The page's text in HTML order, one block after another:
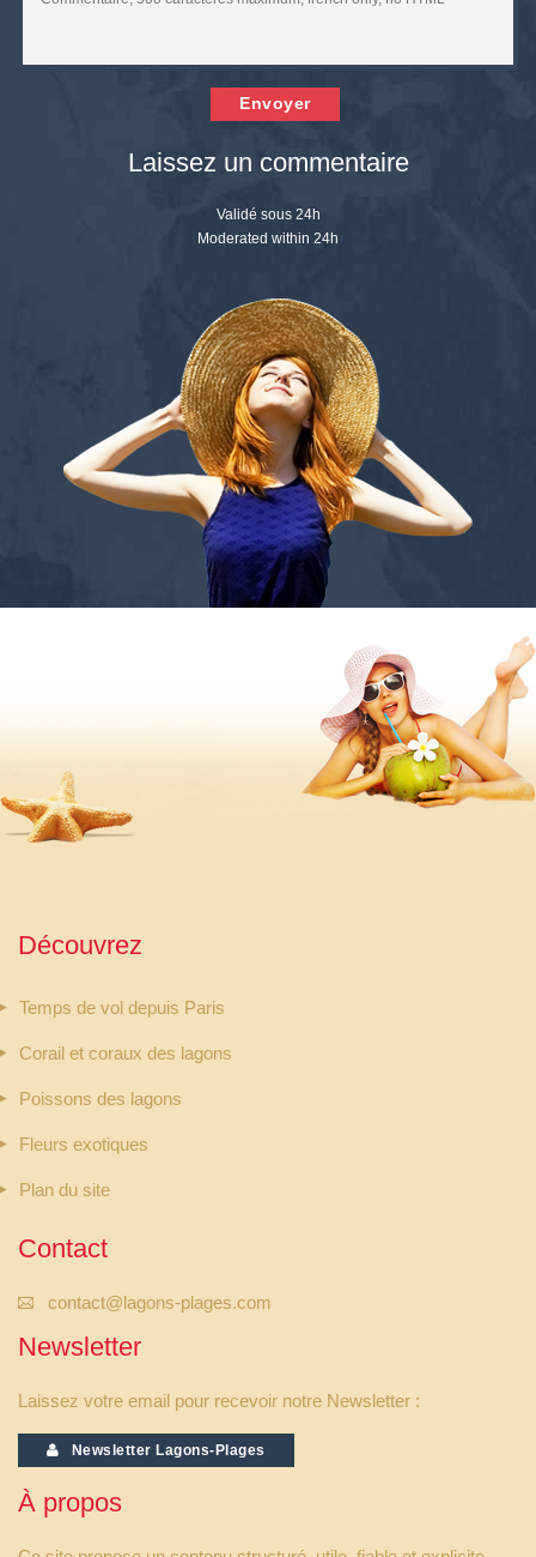
Envoyer
Laissez un commentaire
Validé sous 24h
Moderated within 24h
Découvrez
Temps de vol depuis Paris
Corail et coraux des lagons
Poissons des lagons
Fleurs exotiques
Plan du site
Contact
contact@lagons-plages.com
Newsletter
Laissez votre email pour recevoir notre Newsletter :
Newsletter Lagons-Plages
À propos